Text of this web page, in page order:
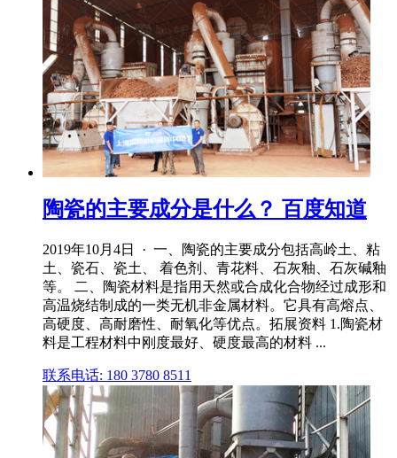
陶瓷的主要成分是什么？ 百度知道
2019年10月4日 · 一、陶瓷的主要成分包括高岭土、粘
土、瓷石、瓷土、 着色剂、青花料、石灰釉、石灰碱釉
等。 二、陶瓷材料是指用天然或合成化合物经过成形和
高温烧结制成的一类无机非金属材料。它具有高熔点、
高硬度、高耐磨性、耐氧化等优点。拓展资料 1.陶瓷材
料是工程材料中刚度最好、硬度最高的材料 ...
联系电话: 180 3780 8511